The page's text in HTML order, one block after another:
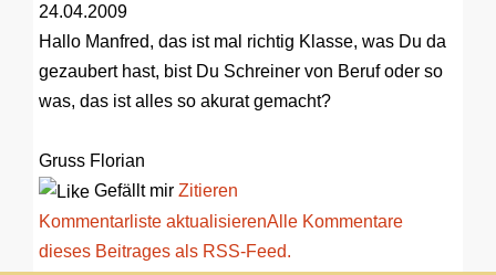
24.04.2009
Hallo Manfred, das ist mal richtig Klasse, was Du da
gezaubert hast, bist Du Schreiner von Beruf oder so
was, das ist alles so akurat gemacht?
Gruss Florian
Gefällt mir Zitieren
Kommentarliste aktualisierenAlle Kommentare
dieses Beitrages als RSS-Feed.